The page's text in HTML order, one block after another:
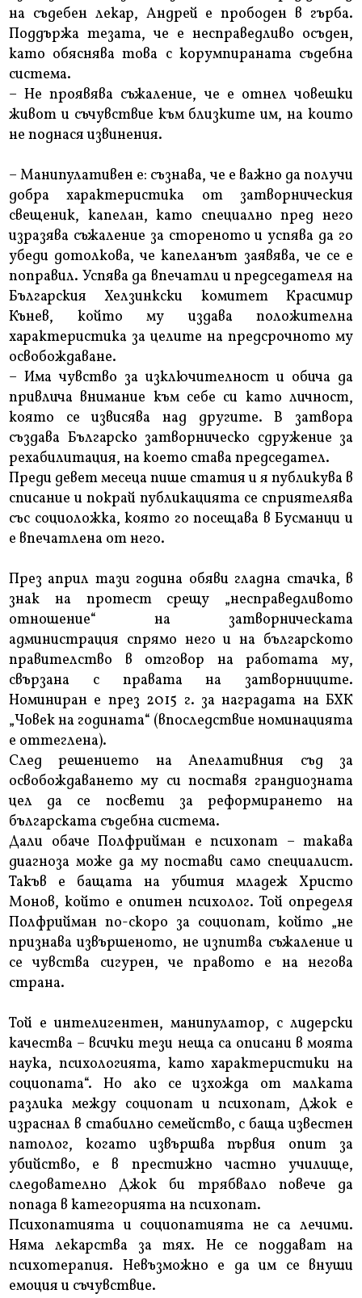
на съдебен лекар, Андрей е прободен в гърба.
Поддържа тезата, че е несправедливо осъден,
като обяснява това с корумпираната съдебна
система.
– Не проявява съжаление, че е отнел човешки
живот и съчувствие към близките им, на които
не поднася извинения.
– Манипулативен е: съзнава, че е важно да получи
добра характеристика от затворническия
свещеник, капелан, като специално пред него
изразява съжаление за стореното и успява да го
убеди дотолкова, че капеланът заявява, че се е
поправил. Успява да впечатли и председателя на
Българския Хелзинкски комитет Красимир
Кънев, който му издава положителна
характеристика за целите на предсрочното му
освобождаване.
– Има чувство за изключителност и обича да
привлича внимание към себе си като личност,
която се извисява над другите. В затвора
създава Българско затворническо сдружение за
рехабилитация, на което става председател.
Преди девет месеца пише статия и я публикува в
списание и покрай публикацията се сприятелява
със социоложка, която го посещава в Бусманци и
е впечатлена от него.
През април тази година обяви гладна стачка, в
знак на протест срещу „несправедливото
отношение“ на затворническата
администрация спрямо него и на българското
правителство в отговор на работата му,
свързана с правата на затворниците.
Номиниран е през 2015 г. за наградата на БХК
„Човек на годината“ (впоследствие номинацията
е оттеглена).
След решението на Апелативния съд за
освобождаването му си поставя грандиозната
цел да се посвети за реформирането на
българската съдебна система.
Дали обаче Полфрийман е психопат – такава
диагноза може да му постави само специалист.
Такъв е бащата на убития младеж Христо
Монов, който е опитен психолог. Той определя
Полфрийман по-скоро за социопат, който „не
признава извършеното, не изпитва съжаление и
се чувства сигурен, че правото е на негова
страна.
Той е интелигентен, манипулатор, с лидерски
качества – всички тези неща са описани в моята
наука, психологията, като характеристики на
социопата“. Но ако се изхожда от малката
разлика между социопат и психопат, Джок е
израснал в стабилно семейство, с баща известен
патолог, когато извършва първия опит за
убийство, е в престижно частно училище,
следователно Джок би трябвало повече да
попада в категорията на психопат.
Психопатията и социопатията не са лечими.
Няма лекарства за тях. Не се поддават на
психотерапия. Невъзможно е да им се внуши
емоция и съчувствие.